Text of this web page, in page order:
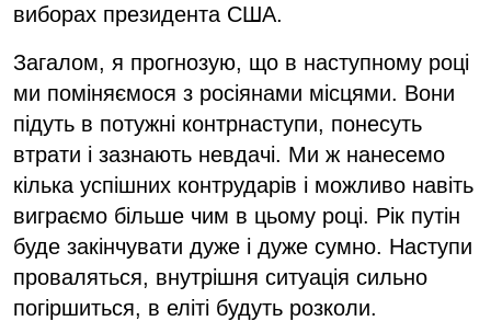
виборах президента США.
Загалом, я прогнозую, що в наступному році
ми поміняємося з росіянами місцями. Вони
підуть в потужні контрнаступи, понесуть
втрати і зазнають невдачі. Ми ж нанесемо
кілька успішних контрударів і можливо навіть
виграємо більше чим в цьому році. Рік путін
буде закінчувати дуже і дуже сумно. Наступи
проваляться, внутрішня ситуація сильно
погіршиться, в еліті будуть розколи.